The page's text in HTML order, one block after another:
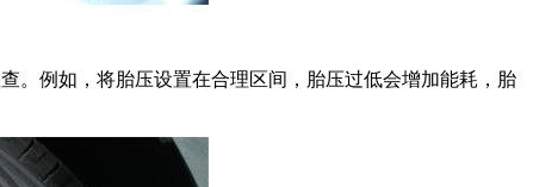
。例如，将胎压设置在合理区间，胎压过低会增加能耗，胎